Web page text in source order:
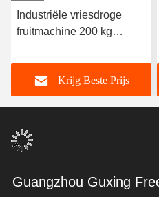
Industriële vriesdroge
fruitmachine 200 kg
vriesdrogemachine
Krijg Beste Prijs
Guangzhou Guxing